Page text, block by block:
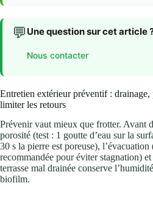
💬 Une question sur cet article
Nous contacter
Entretien extérieur préventif :
limiter les retours
Prévenir vaut mieux que frotter. Avant
porosité (test : 1 goutte d’eau sur la
30 s la pierre est poreuse),
recommandée pour éviter stagnation)
terrasse mal drainée conserve
biofilm.